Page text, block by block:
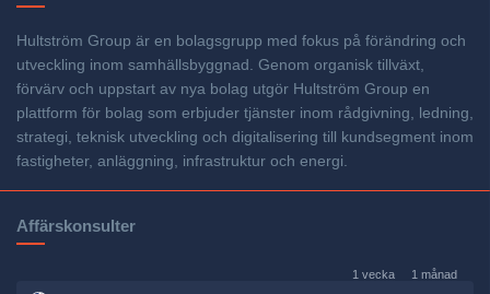
Hultström Group är en bolagsgrupp med fokus på förändring och
utveckling inom samhällsbyggnad. Genom organisk tillväxt,
förvärv och uppstart av nya bolag utgör Hultström Group en
plattform för bolag som erbjuder tjänster inom rådgivning, ledning,
strategi, teknisk utveckling och digitalisering till kundsegment inom
fastigheter, anläggning, infrastruktur och energi.
Affärskonsulter
1 vecka 1 månad